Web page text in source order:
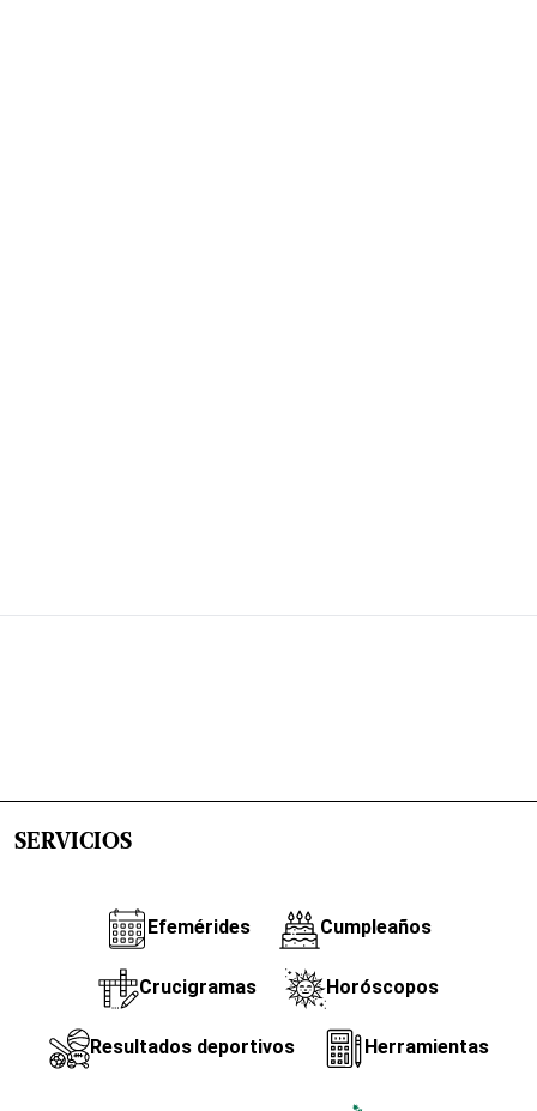
SERVICIOS
Efemérides Cumpleaños
Crucigramas Horóscopos
Resultados deportivos Herramientas